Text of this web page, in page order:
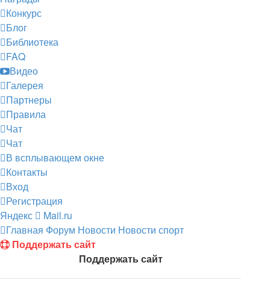
Конкурс
Блог
Библиотека
FAQ
Видео
Галерея
Партнеры
Правила
Чат
Чат
В всплывающем окне
Контакты
Вход
Регистрация
Яндекс
Mail.ru
Главная Форум Новости Новости спорт
Поддержать сайт
Поддержать сайт